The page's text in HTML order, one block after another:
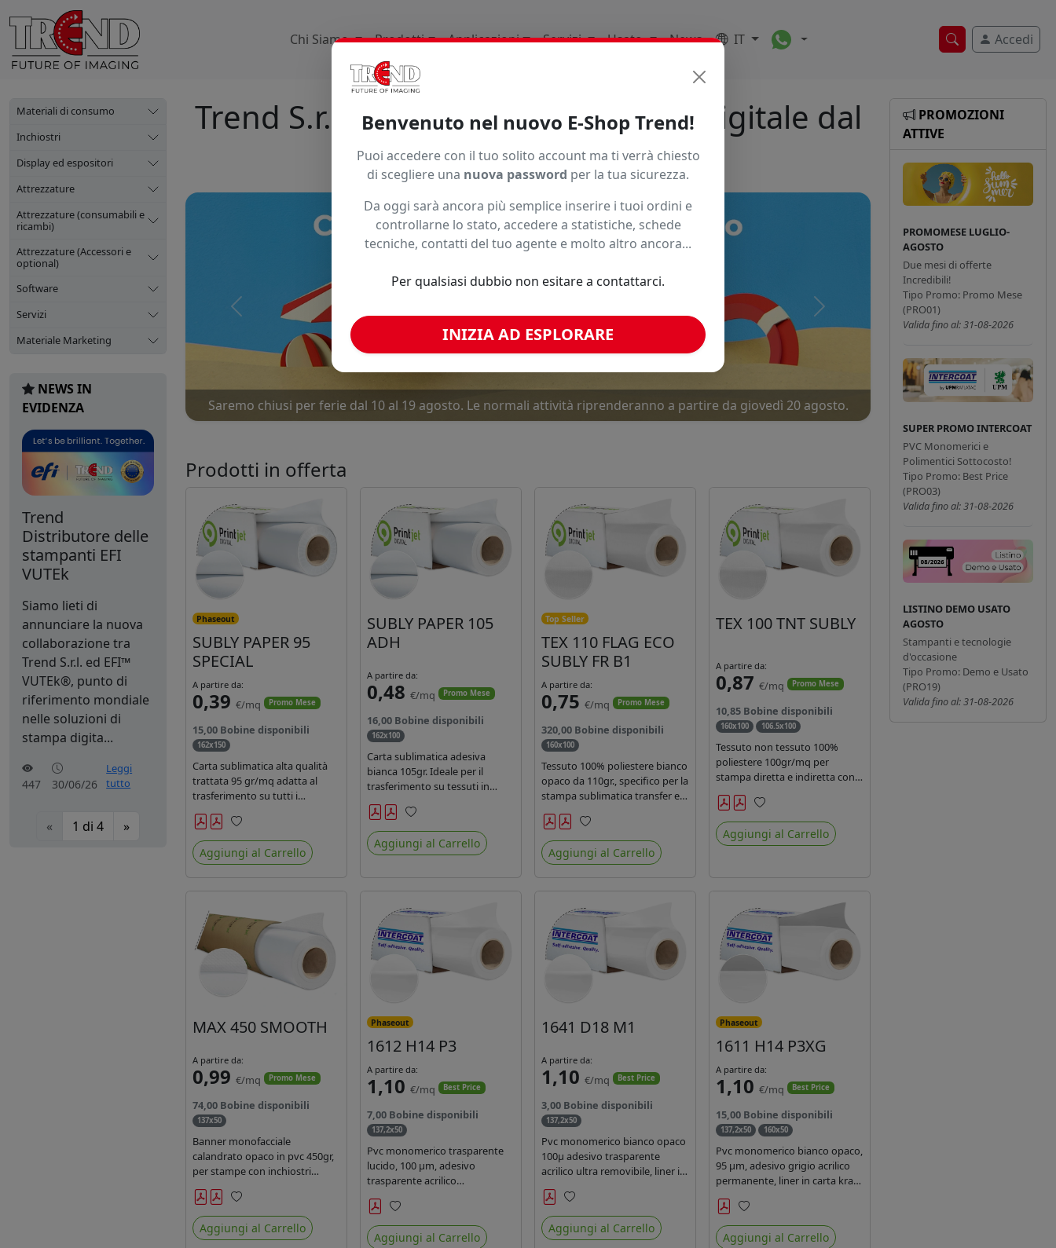
Ricerca veloce
Accedi
Chi Siamo Prodotti Applicazioni Servizi Usato News IT Toggle Dropdown
Materiali di consumo
Inchiostri
Display ed espositori
Attrezzature
Attrezzature (consumabili e
ricambi)
Attrezzature (Accessori e
optional)
Software
Servizi
Materiale Marketing
NEWS IN
EVIDENZA
Trend
Distributore delle
stampanti EFI
VUTEk
Siamo lieti di
annunciare la nuova
collaborazione tra
Trend S.r.l. ed EFI™
VUTEk®, punto di
riferimento mondiale
nelle soluzioni di
stampa digita...
447 30/06/26
Leggi
tutto
« 1 di 4 »
Trend S.r.l.
Supporti per la stampa digitale dal
1997
Saremo chiusi per ferie dal 10 al 19 agosto. Le normali attività riprenderanno a partire da giovedì 20 agosto.
Nuove offerte Luglio-Agosto... Due mesi caldissimi. Approfittane!
Precedente Successivo
Prodotti in offerta
Phaseout
SUBLY PAPER 95
SPECIAL
A partire da:
0,39 €/mq Promo Mese
15,00 Bobine disponibili
162x150
Carta sublimatica alta qualità
trattata 95 gr/mq adatta al
trasferimento su tutti i
materiali in poliestere.
Preferiti
Aggiungi al Carrello
SUBLY PAPER 105
ADH
A partire da:
0,48 €/mq Promo Mese
16,00 Bobine disponibili
162x100
Carta sublimatica adesiva
bianca 105gr. Ideale per il
trasferimento su tessuti in
poliestere nel settore
sportwear .
Preferiti
Aggiungi al Carrello
Top Seller
TEX 110 FLAG ECO
SUBLY FR B1
A partire da:
0,75 €/mq Promo Mese
320,00 Bobine disponibili
160x100
Tessuto 100% poliestere bianco
opaco da 110gr., specifico per la
stampa sublimatica transfer e
diretta. Ideale per la
realizzazione di stendardi e
bandiere, grazie al passaggio
dell'inchiostro su entrambi i
Preferiti
Aggiungi al Carrello
TEX 100 TNT SUBLY
A partire da:
0,87 €/mq Promo Mese
10,85 Bobine disponibili
160x100 106.5x100
Tessuto non tessuto 100%
poliestere 100gr/mq per
stampa diretta e indiretta con
inchiostro sublimatico, latex e
uv.
Preferiti
Aggiungi al Carrello
MAX 450 SMOOTH
A partire da:
0,99 €/mq Promo Mese
74,00 Bobine disponibili
137x50
Banner monofacciale
calandrato opaco in pvc 450gr,
per stampe con inchiostri
solvente ed ecosolvente , uv e
latex.
Preferiti
Aggiungi al Carrello
Phaseout
1612 H14 P3
A partire da:
1,10 €/mq Best Price
7,00 Bobine disponibili
137,2x50
Pvc monomerico trasparente
lucido, 100 µm, adesivo
trasparente acrilico
permanente durata 3 anni, liner
in carta kraft monosiliconata da
135 gr, REACH compliant per
stampa con inchiostri solvente
Preferiti
Aggiungi al Carrello
1641 D18 M1
A partire da:
1,10 €/mq Best Price
3,00 Bobine disponibili
137,2x50
Pvc monomerico bianco opaco
100µ adesivo trasparente
acrilico ultra removibile, liner in
carta kraft da 140gr/mq. Durata
3 anni. Dotato di certificato FR
B1 e conforme alla normativa
REACH.
Preferiti
Aggiungi al Carrello
Phaseout
1611 H14 P3XG
A partire da:
1,10 €/mq Best Price
15,00 Bobine disponibili
137,2x50 160x50
Pvc monomerico bianco opaco,
95 µm, adesivo grigio acrilico
permanente, liner in carta kraft
siliconata 135gr/mq. Durata 3
anni, certificato FR B1,
conforme al REACH, stampa
con ink solvente, ecosolvente,
Preferiti
Aggiungi al Carrello
PROMOZIONI
ATTIVE
PROMOMESE LUGLIO-
AGOSTO
Due mesi di offerte
Incredibili!
Tipo Promo: Promo Mese
(PRO01)
Valida fino al: 31-08-2026
SUPER PROMO INTERCOAT
PVC Monomerici e
Polimentici Sottocosto!
Tipo Promo: Best Price
(PRO03)
Valida fino al: 31-08-2026
LISTINO DEMO USATO
AGOSTO
Stampanti e tecnologie
d'occasione
Tipo Promo: Demo e Usato
(PRO19)
Valida fino al: 31-08-2026
Benvenuto nel nuovo E-Shop Trend!
Puoi accedere con il tuo solito account ma ti verrà chiesto
di scegliere una nuova password per la tua sicurezza.
Da oggi sarà ancora più semplice inserire i tuoi ordini e
controllarne lo stato, accedere a statistiche, schede
tecniche, contatti del tuo agente e molto altro ancora...
Per qualsiasi dubbio non esitare a contattarci.
INIZIA AD ESPLORARE